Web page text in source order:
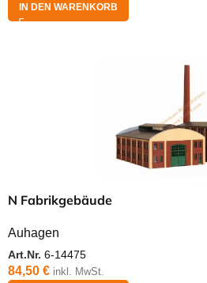
IN DEN WARENKORB
N Fabrikgebäude
Auhagen
Art.Nr. 6-14475
84,50 € inkl. MwSt.